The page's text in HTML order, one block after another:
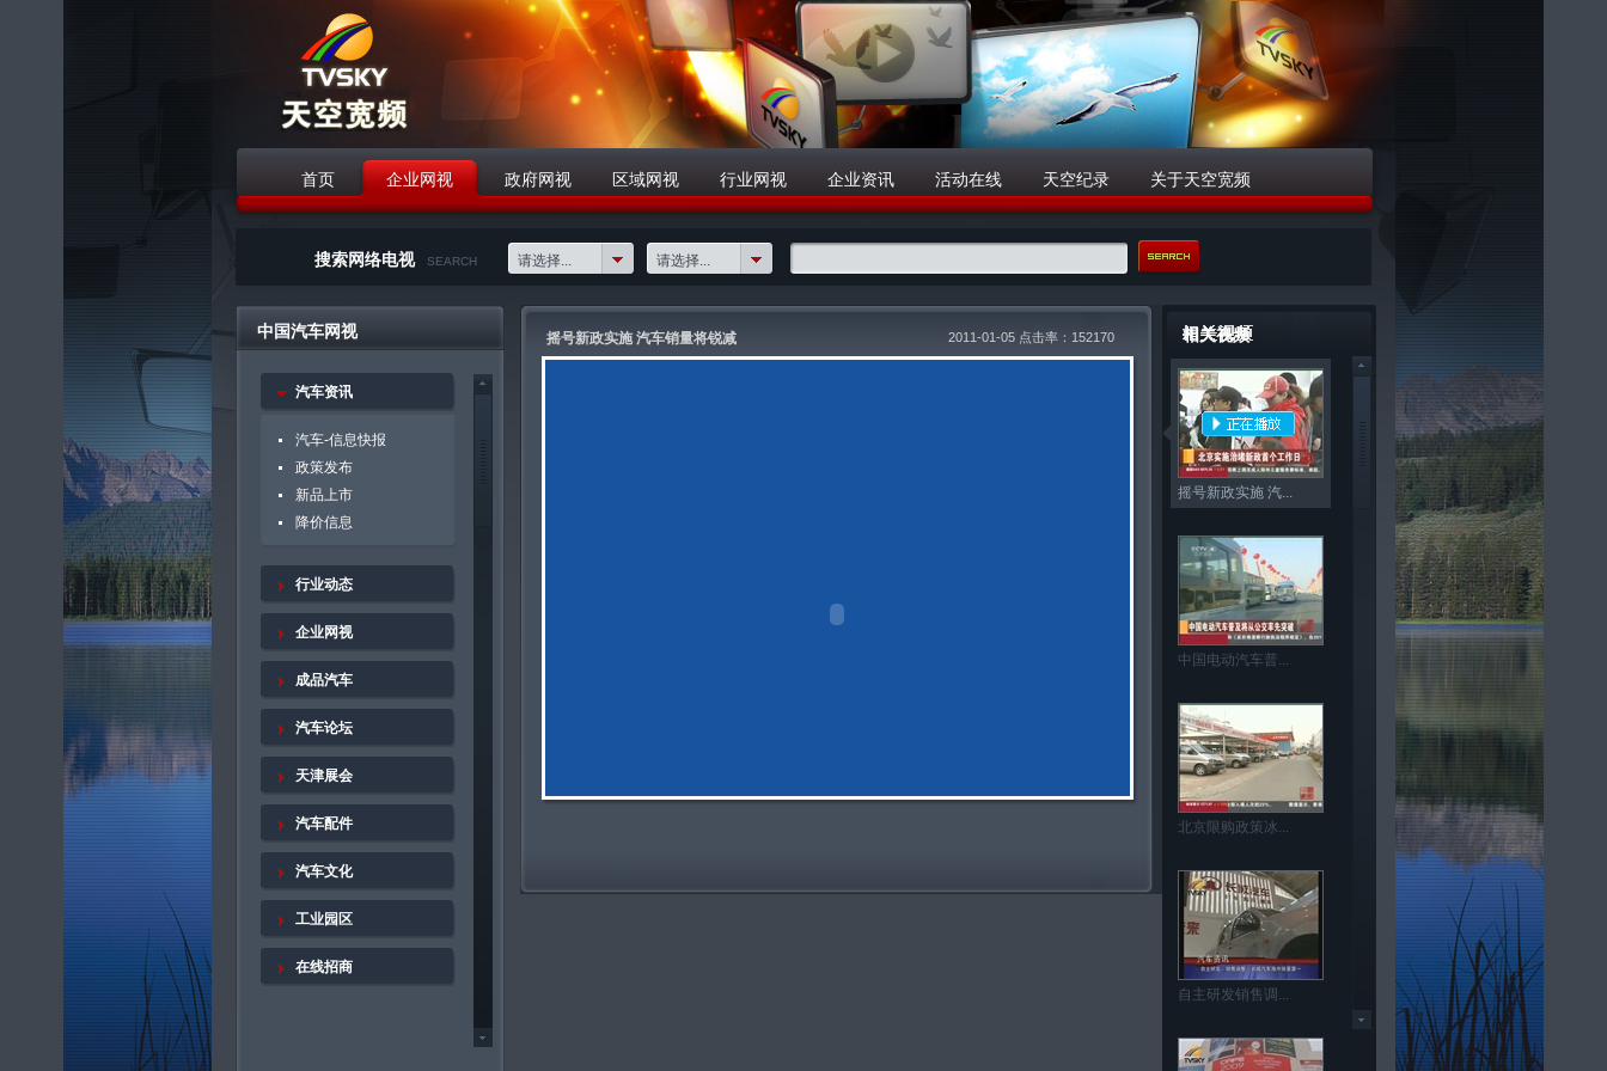
首页 企业网视 政府网视 区域网视 行业网视 企业资讯 活动在线 天空纪录 关于天空宽频
搜索网络电视
SEARCH 请选择... 请选择...
中国汽车网视
汽车资讯
汽车-信息快报
政策发布
新品上市
降价信息
行业动态
企业网视
成品汽车
汽车论坛
天津展会
汽车配件
汽车文化
工业园区
在线招商
2011-01-05 点击率：152170
摇号新政实施 汽车销量将锐减 相关视频
摇号新政实施 汽...
中国电动汽车普...
北京限购政策冰...
自主研发销售调...